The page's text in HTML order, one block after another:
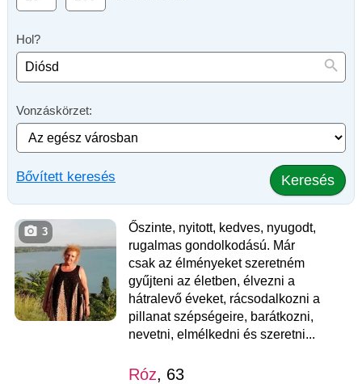
Hol?
Vonzáskörzet:
Bővített keresés Keresés
3
Őszinte, nyitott, kedves, nyugodt,
rugalmas gondolkodású. Már
csak az élményeket szeretném
gyűjteni az életben, élvezni a
hátralevő éveket, rácsodalkozni a
pillanat szépségeire, barátkozni,
nevetni, elmélkedni és szeretni...
Róz, 63